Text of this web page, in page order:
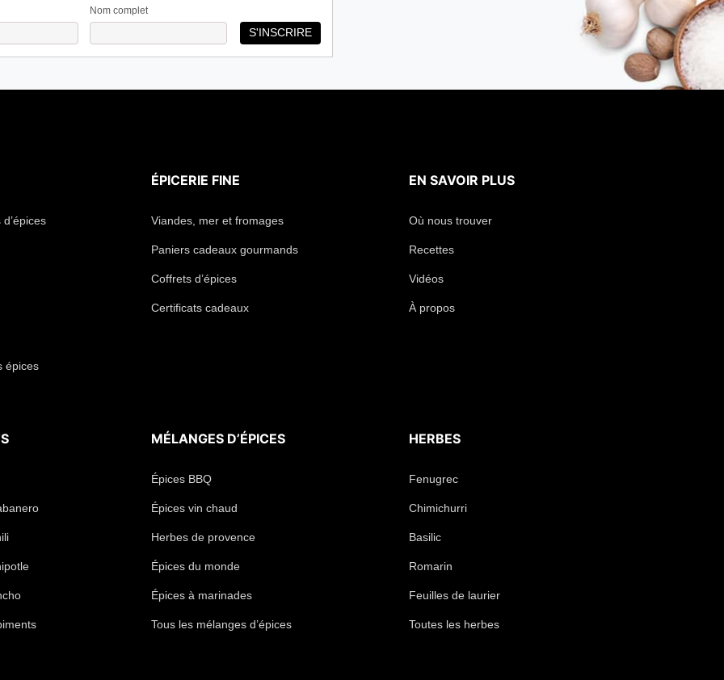
Nom complet
épices
ÉPICERIE FINE
Viandes, mer et fromages
Paniers cadeaux gourmands
Coffrets d’épices
Certificats cadeaux
EN SAVOIR PLUS
Où nous trouver
Recettes
Vidéos
À propos
MÉLANGES D’ÉPICES
Épices BBQ
Épices vin chaud
Herbes de provence
Épices du monde
Épices à marinades
Tous les mélanges d’épices
HERBES
Fenugrec
Chimichurri
Basilic
Romarin
Feuilles de laurier
Toutes les herbes